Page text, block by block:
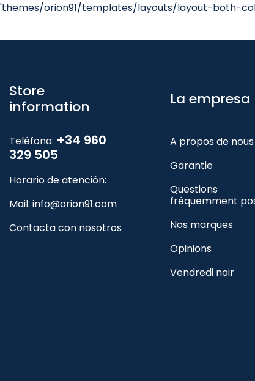
'themes/orion91/templates/layouts/layout-both-
Store
information
Teléfono: +34 960
329 505
Horario de atención:
Mail: info@orion91.com
Contacta con nosotros
La empresa
A propos de nous
Garantie
Questions
fréquemment
Nos marques
Opinions
Vendredi noir